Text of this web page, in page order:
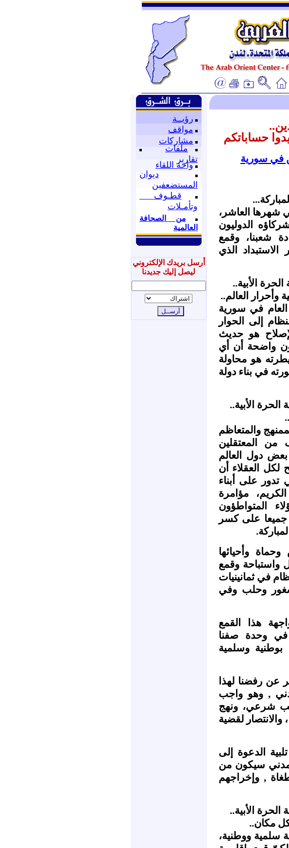
رؤيــة
مواقف
مشاركات
ملفات
تقارير
واحة اللقاء
ديوان
المستضعفين
قطـوف
وتأمـلات
من الصحافة
العالمية
أرسل بريدك الإلكتروني
ليصل إليك جديدنا
حساباتكم
في سورية
شهرها العاشر،
الدوليون
شعبنا، وقمع
الاستبداد الذي
الأبية..
وأحرار العالم..
في سورية
إلى الحوار
هو حديث
واضحة أن أي
هو محاولة
في بناء دولة
الحرة الأبية..
والمتعاظم
من المعتقلين
دول العالم
لكل العقلاء أن
تدور على أبناء
مؤامرة
المتواطؤون
جميعا على كسر
وأحيائها
واستباحة وقمع
في ثمانينيات
وحلب وفي
هذا القمع
في وحدة صفنا
بوطنية وسلمية
عن رفضنا لهذا
, وهو واجب
شرعي، ونهج
لقضية
الدعوة إلى
سيكون من
, وإخراجهم
الحرة الأبية..
كل مكان..
سلمية ووطنية،